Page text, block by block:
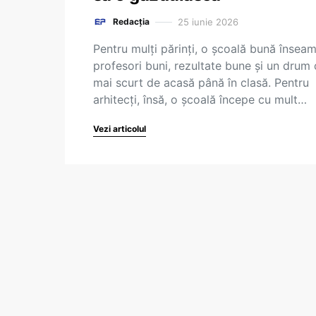
Redacția 25 iunie 2026
Pentru mulți părinți, o școală bună
profesori buni, rezultate bune și un drum
mai scurt de acasă până în clasă. Pentru
arhitecți, însă, o școală începe cu mult…
Vezi articolul